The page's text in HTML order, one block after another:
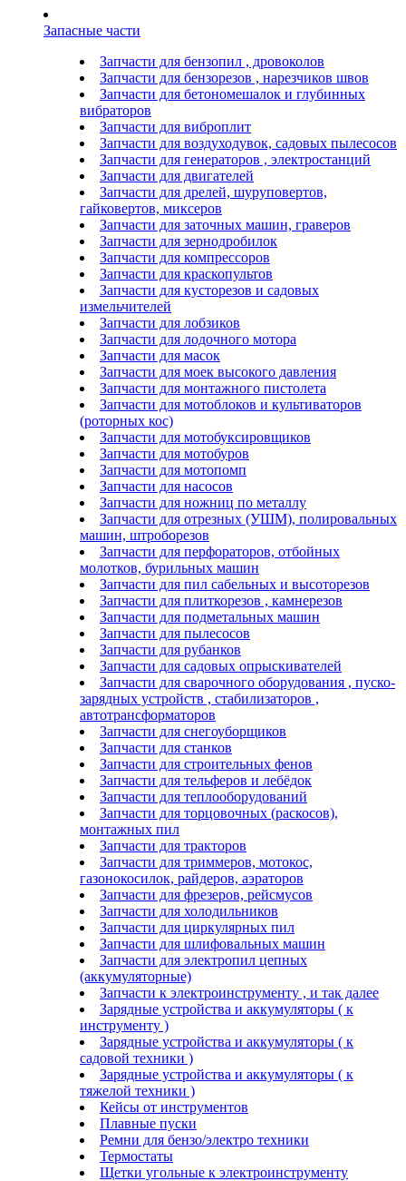
Запасные части
Запчасти для бензопил , дровоколов
Запчасти для бензорезов , нарезчиков швов
Запчасти для бетономешалок и глубинных
вибраторов
Запчасти для виброплит
Запчасти для воздуходувок, садовых пылесосов
Запчасти для генераторов , электростанций
Запчасти для двигателей
Запчасти для дрелей, шуруповертов,
гайковертов, миксеров
Запчасти для заточных машин, граверов
Запчасти для зернодробилок
Запчасти для компрессоров
Запчасти для краскопультов
Запчасти для кусторезов и садовых
измельчителей
Запчасти для лобзиков
Запчасти для лодочного мотора
Запчасти для масок
Запчасти для моек высокого давления
Запчасти для монтажного пистолета
Запчасти для мотоблоков и культиваторов
(роторных кос)
Запчасти для мотобуксировщиков
Запчасти для мотобуров
Запчасти для мотопомп
Запчасти для насосов
Запчасти для ножниц по металлу
Запчасти для отрезных (УШМ), полировальных
машин, штроборезов
Запчасти для перфораторов, отбойных
молотков, бурильных машин
Запчасти для пил сабельных и высоторезов
Запчасти для плиткорезов , камнерезов
Запчасти для подметальных машин
Запчасти для пылесосов
Запчасти для рубанков
Запчасти для садовых опрыскивателей
Запчасти для сварочного оборудования , пуско-
зарядных устройств , стабилизаторов ,
автотрансформаторов
Запчасти для снегоуборщиков
Запчасти для станков
Запчасти для строительных фенов
Запчасти для тельферов и лебёдок
Запчасти для теплооборудований
Запчасти для торцовочных (раскосов),
монтажных пил
Запчасти для тракторов
Запчасти для триммеров, мотокос,
газонокосилок, райдеров, аэраторов
Запчасти для фрезеров, рейсмусов
Запчасти для холодильников
Запчасти для циркулярных пил
Запчасти для шлифовальных машин
Запчасти для электропил цепных
(аккумуляторные)
Запчасти к электроинструменту , и так далее
Зарядные устройства и аккумуляторы ( к
инструменту )
Зарядные устройства и аккумуляторы ( к
садовой техники )
Зарядные устройства и аккумуляторы ( к
тяжелой техники )
Кейсы от инструментов
Плавные пуски
Ремни для бензо/электро техники
Термостаты
Щетки угольные к электроинструменту